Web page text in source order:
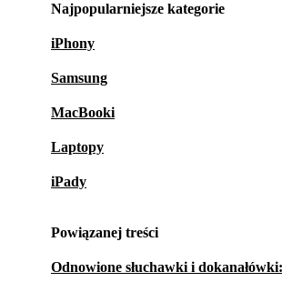
Najpopularniejsze kategorie
iPhony
Samsung
MacBooki
Laptopy
iPady
Powiązanej treści
Odnowione słuchawki i